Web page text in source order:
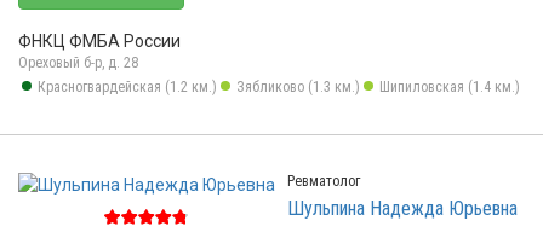
ФНКЦ ФМБА России
Ореховый б-р, д. 28
Красногвардейская (1.2 км.)
Зябликово (1.3 км.) Шипиловская (1.4 км.)
Ревматолог
Шульпина Надежда Юрьевна